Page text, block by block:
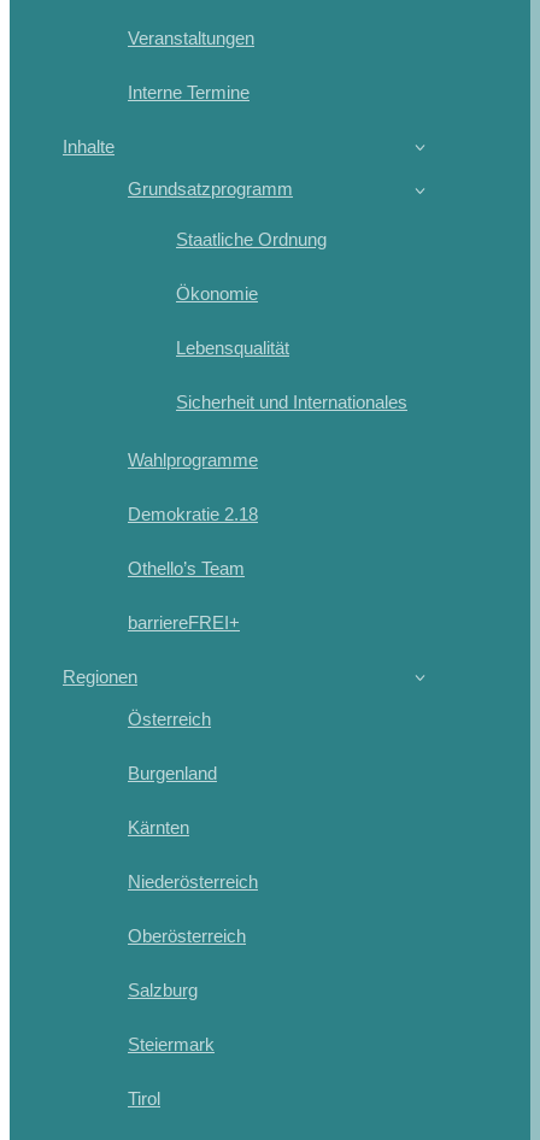
Veranstaltungen
Interne Termine
Inhalte
Grundsatzprogramm
Staatliche Ordnung
Ökonomie
Lebensqualität
Sicherheit und Internationales
Wahlprogramme
Demokratie 2.18
Othello’s Team
barriereFREI+
Regionen
Österreich
Burgenland
Kärnten
Niederösterreich
Oberösterreich
Salzburg
Steiermark
Tirol